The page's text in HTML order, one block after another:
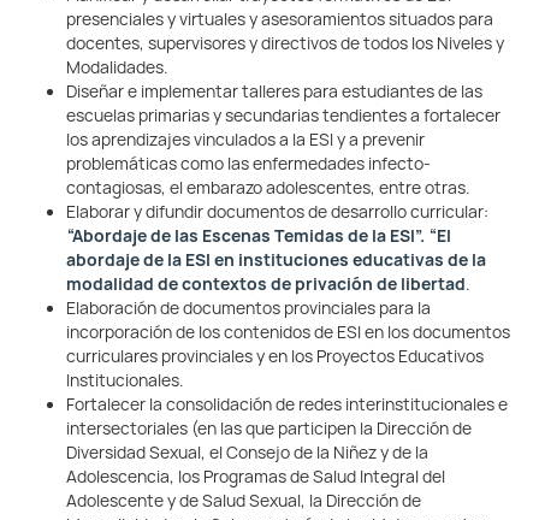
presenciales y virtuales y asesoramientos situados para
docentes, supervisores y directivos de todos los Niveles y
Modalidades.
Diseñar e implementar talleres para estudiantes de las
escuelas primarias y secundarias tendientes a fortalecer
los aprendizajes vinculados a la ESI y a prevenir
problemáticas como las enfermedades infecto-
contagiosas, el embarazo adolescentes, entre otras.
Elaborar y difundir documentos de desarrollo curricular:
“Abordaje de las Escenas Temidas de la ESI”. “El
abordaje de la ESI en instituciones educativas de la
modalidad de contextos de privación de libertad.
Elaboración de documentos provinciales para la
incorporación de los contenidos de ESI en los documentos
curriculares provinciales y en los Proyectos Educativos
Institucionales.
Fortalecer la consolidación de redes interinstitucionales e
intersectoriales (en las que participen la Dirección de
Diversidad Sexual, el Consejo de la Niñez y de la
Adolescencia, los Programas de Salud Integral del
Adolescente y de Salud Sexual, la Dirección de